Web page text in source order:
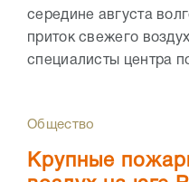
середине августа
приток свежего
специалисты центра
Общество
Крупные